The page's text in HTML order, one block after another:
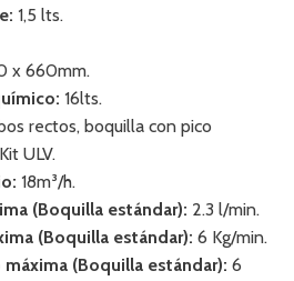
1,5 lts.
x 660mm.
16lts.
rectos, boquilla con pico
ULV.
18m³/h.
(Boquilla estándar): 2.3 l/min.
(Boquilla estándar): 6 Kg/min.
(Boquilla estándar): 6